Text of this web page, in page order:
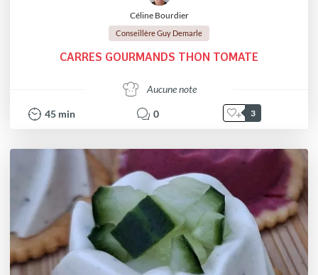
Céline Bourdier
Conseillère Guy Demarle
CARRES GOURMANDS THON TOMATE
Aucune note
45 min 0 3